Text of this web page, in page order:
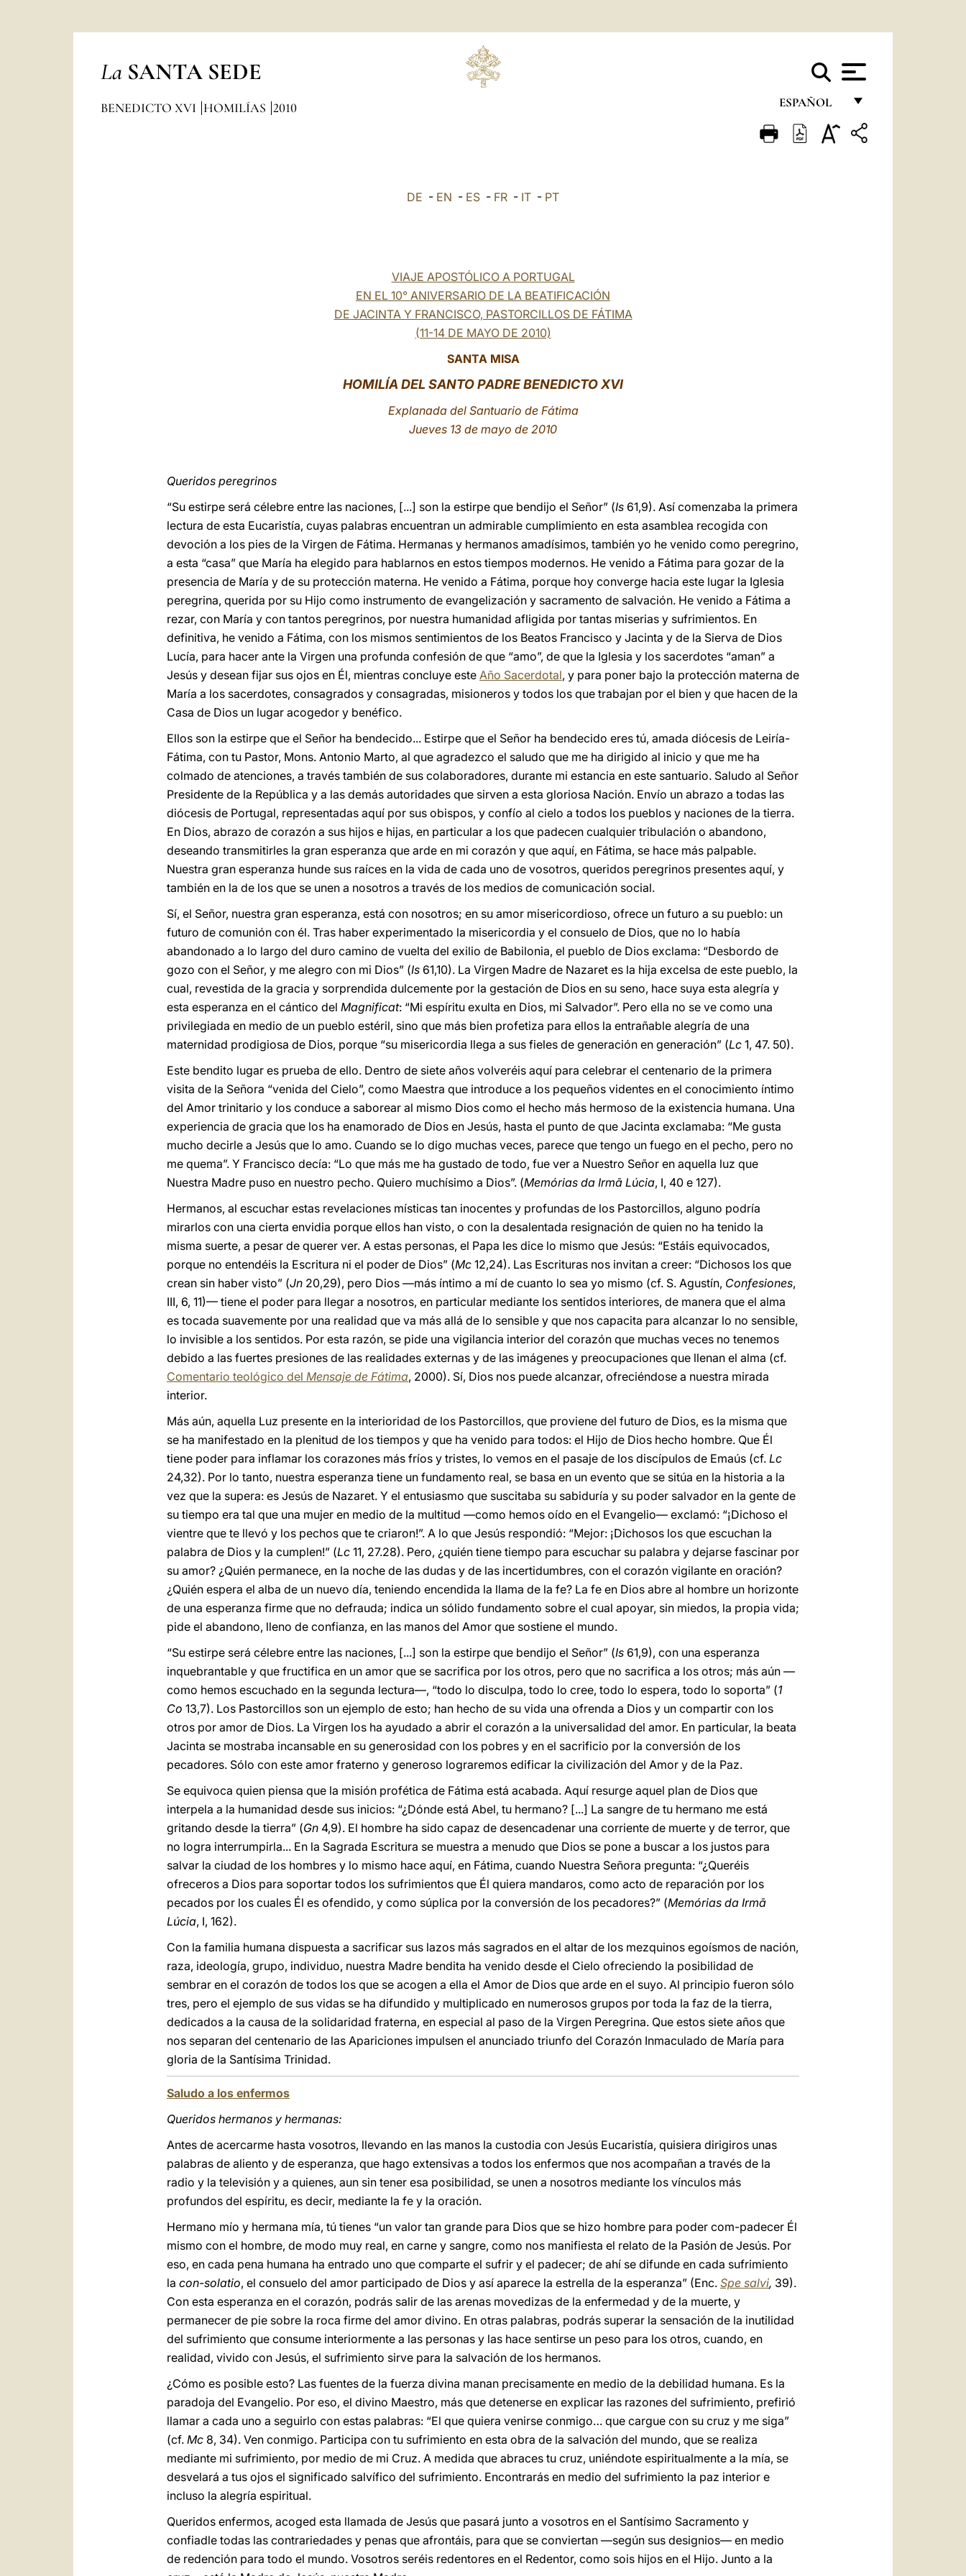
La SANTA SEDE
ESPAÑOL
FRANÇAIS
BENEDICTO XVI HOMILÍAS 2010
DE - EN - ES - FR - IT - PT
VIAJE APOSTÓLICO A PORTUGAL
EN EL 10° ANIVERSARIO DE LA BEATIFICACIÓN
DE JACINTA Y FRANCISCO, PASTORCILLOS DE FÁTIMA
(11-14 DE MAYO DE 2010)
SANTA MISA
HOMILÍA DEL SANTO PADRE BENEDICTO XVI
Explanada del Santuario de Fátima
Jueves 13 de mayo de 2010
Queridos peregrinos
“Su estirpe será célebre entre las naciones, [...] son la estirpe que bendijo el Señor” (Is 61,9). Así comenzaba la primera
lectura de esta Eucaristía, cuyas palabras encuentran un admirable cumplimiento en esta asamblea recogida con
devoción a los pies de la Virgen de Fátima. Hermanas y hermanos amadísimos, también yo he venido como peregrino,
a esta “casa” que María ha elegido para hablarnos en estos tiempos modernos. He venido a Fátima para gozar de la
presencia de María y de su protección materna. He venido a Fátima, porque hoy converge hacia este lugar la Iglesia
peregrina, querida por su Hijo como instrumento de evangelización y sacramento de salvación. He venido a Fátima a
rezar, con María y con tantos peregrinos, por nuestra humanidad afligida por tantas miserias y sufrimientos. En
definitiva, he venido a Fátima, con los mismos sentimientos de los Beatos Francisco y Jacinta y de la Sierva de Dios
Lucía, para hacer ante la Virgen una profunda confesión de que “amo”, de que la Iglesia y los sacerdotes “aman” a
Jesús y desean fijar sus ojos en Él, mientras concluye este Año Sacerdotal, y para poner bajo la protección materna de
María a los sacerdotes, consagrados y consagradas, misioneros y todos los que trabajan por el bien y que hacen de la
Casa de Dios un lugar acogedor y benéfico.
Ellos son la estirpe que el Señor ha bendecido... Estirpe que el Señor ha bendecido eres tú, amada diócesis de Leiría-
Fátima, con tu Pastor, Mons. Antonio Marto, al que agradezco el saludo que me ha dirigido al inicio y que me ha
colmado de atenciones, a través también de sus colaboradores, durante mi estancia en este santuario. Saludo al Señor
Presidente de la República y a las demás autoridades que sirven a esta gloriosa Nación. Envío un abrazo a todas las
diócesis de Portugal, representadas aquí por sus obispos, y confío al cielo a todos los pueblos y naciones de la tierra.
En Dios, abrazo de corazón a sus hijos e hijas, en particular a los que padecen cualquier tribulación o abandono,
deseando transmitirles la gran esperanza que arde en mi corazón y que aquí, en Fátima, se hace más palpable.
Nuestra gran esperanza hunde sus raíces en la vida de cada uno de vosotros, queridos peregrinos presentes aquí, y
también en la de los que se unen a nosotros a través de los medios de comunicación social.
Sí, el Señor, nuestra gran esperanza, está con nosotros; en su amor misericordioso, ofrece un futuro a su pueblo: un
futuro de comunión con él. Tras haber experimentado la misericordia y el consuelo de Dios, que no lo había
abandonado a lo largo del duro camino de vuelta del exilio de Babilonia, el pueblo de Dios exclama: “Desbordo de
gozo con el Señor, y me alegro con mi Dios” (Is 61,10). La Virgen Madre de Nazaret es la hija excelsa de este pueblo, la
cual, revestida de la gracia y sorprendida dulcemente por la gestación de Dios en su seno, hace suya esta alegría y
esta esperanza en el cántico del Magnificat: “Mi espíritu exulta en Dios, mi Salvador”. Pero ella no se ve como una
privilegiada en medio de un pueblo estéril, sino que más bien profetiza para ellos la entrañable alegría de una
maternidad prodigiosa de Dios, porque “su misericordia llega a sus fieles de generación en generación” (Lc 1, 47. 50).
Este bendito lugar es prueba de ello. Dentro de siete años volveréis aquí para celebrar el centenario de la primera
visita de la Señora “venida del Cielo”, como Maestra que introduce a los pequeños videntes en el conocimiento íntimo
del Amor trinitario y los conduce a saborear al mismo Dios como el hecho más hermoso de la existencia humana. Una
experiencia de gracia que los ha enamorado de Dios en Jesús, hasta el punto de que Jacinta exclamaba: “Me gusta
mucho decirle a Jesús que lo amo. Cuando se lo digo muchas veces, parece que tengo un fuego en el pecho, pero no
me quema”. Y Francisco decía: “Lo que más me ha gustado de todo, fue ver a Nuestro Señor en aquella luz que
Nuestra Madre puso en nuestro pecho. Quiero muchísimo a Dios”. (Memórias da Irmā Lúcia, I, 40 e 127).
Hermanos, al escuchar estas revelaciones místicas tan inocentes y profundas de los Pastorcillos, alguno podría
mirarlos con una cierta envidia porque ellos han visto, o con la desalentada resignación de quien no ha tenido la
misma suerte, a pesar de querer ver. A estas personas, el Papa les dice lo mismo que Jesús: “Estáis equivocados,
porque no entendéis la Escritura ni el poder de Dios” (Mc 12,24). Las Escrituras nos invitan a creer: “Dichosos los que
crean sin haber visto” (Jn 20,29), pero Dios —más íntimo a mí de cuanto lo sea yo mismo (cf. S. Agustín, Confesiones,
III, 6, 11)— tiene el poder para llegar a nosotros, en particular mediante los sentidos interiores, de manera que el alma
es tocada suavemente por una realidad que va más allá de lo sensible y que nos capacita para alcanzar lo no sensible,
lo invisible a los sentidos. Por esta razón, se pide una vigilancia interior del corazón que muchas veces no tenemos
debido a las fuertes presiones de las realidades externas y de las imágenes y preocupaciones que llenan el alma (cf.
Comentario teológico del Mensaje de Fátima, 2000). Sí, Dios nos puede alcanzar, ofreciéndose a nuestra mirada
interior.
Más aún, aquella Luz presente en la interioridad de los Pastorcillos, que proviene del futuro de Dios, es la misma que
se ha manifestado en la plenitud de los tiempos y que ha venido para todos: el Hijo de Dios hecho hombre. Que Él
tiene poder para inflamar los corazones más fríos y tristes, lo vemos en el pasaje de los discípulos de Emaús (cf. Lc
24,32). Por lo tanto, nuestra esperanza tiene un fundamento real, se basa en un evento que se sitúa en la historia a la
vez que la supera: es Jesús de Nazaret. Y el entusiasmo que suscitaba su sabiduría y su poder salvador en la gente de
su tiempo era tal que una mujer en medio de la multitud —como hemos oído en el Evangelio— exclamó: “¡Dichoso el
vientre que te llevó y los pechos que te criaron!”. A lo que Jesús respondió: “Mejor: ¡Dichosos los que escuchan la
palabra de Dios y la cumplen!” (Lc 11, 27.28). Pero, ¿quién tiene tiempo para escuchar su palabra y dejarse fascinar por
su amor? ¿Quién permanece, en la noche de las dudas y de las incertidumbres, con el corazón vigilante en oración?
¿Quién espera el alba de un nuevo día, teniendo encendida la llama de la fe? La fe en Dios abre al hombre un horizonte
de una esperanza firme que no defrauda; indica un sólido fundamento sobre el cual apoyar, sin miedos, la propia vida;
pide el abandono, lleno de confianza, en las manos del Amor que sostiene el mundo.
“Su estirpe será célebre entre las naciones, [...] son la estirpe que bendijo el Señor” (Is 61,9), con una esperanza
inquebrantable y que fructifica en un amor que se sacrifica por los otros, pero que no sacrifica a los otros; más aún —
como hemos escuchado en la segunda lectura—, “todo lo disculpa, todo lo cree, todo lo espera, todo lo soporta” (1
Co 13,7). Los Pastorcillos son un ejemplo de esto; han hecho de su vida una ofrenda a Dios y un compartir con los
otros por amor de Dios. La Virgen los ha ayudado a abrir el corazón a la universalidad del amor. En particular, la beata
Jacinta se mostraba incansable en su generosidad con los pobres y en el sacrificio por la conversión de los
pecadores. Sólo con este amor fraterno y generoso lograremos edificar la civilización del Amor y de la Paz.
Se equivoca quien piensa que la misión profética de Fátima está acabada. Aquí resurge aquel plan de Dios que
interpela a la humanidad desde sus inicios: “¿Dónde está Abel, tu hermano? [...] La sangre de tu hermano me está
gritando desde la tierra” (Gn 4,9). El hombre ha sido capaz de desencadenar una corriente de muerte y de terror, que
no logra interrumpirla... En la Sagrada Escritura se muestra a menudo que Dios se pone a buscar a los justos para
salvar la ciudad de los hombres y lo mismo hace aquí, en Fátima, cuando Nuestra Señora pregunta: “¿Queréis
ofreceros a Dios para soportar todos los sufrimientos que Él quiera mandaros, como acto de reparación por los
pecados por los cuales Él es ofendido, y como súplica por la conversión de los pecadores?” (Memórias da Irmā
Lúcia, I, 162).
Con la familia humana dispuesta a sacrificar sus lazos más sagrados en el altar de los mezquinos egoísmos de nación,
raza, ideología, grupo, individuo, nuestra Madre bendita ha venido desde el Cielo ofreciendo la posibilidad de
sembrar en el corazón de todos los que se acogen a ella el Amor de Dios que arde en el suyo. Al principio fueron sólo
tres, pero el ejemplo de sus vidas se ha difundido y multiplicado en numerosos grupos por toda la faz de la tierra,
dedicados a la causa de la solidaridad fraterna, en especial al paso de la Virgen Peregrina. Que estos siete años que
nos separan del centenario de las Apariciones impulsen el anunciado triunfo del Corazón Inmaculado de María para
gloria de la Santísima Trinidad.
Saludo a los enfermos
Queridos hermanos y hermanas:
Antes de acercarme hasta vosotros, llevando en las manos la custodia con Jesús Eucaristía, quisiera dirigiros unas
palabras de aliento y de esperanza, que hago extensivas a todos los enfermos que nos acompañan a través de la
radio y la televisión y a quienes, aun sin tener esa posibilidad, se unen a nosotros mediante los vínculos más
profundos del espíritu, es decir, mediante la fe y la oración.
Hermano mío y hermana mía, tú tienes “un valor tan grande para Dios que se hizo hombre para poder com-padecer Él
mismo con el hombre, de modo muy real, en carne y sangre, como nos manifiesta el relato de la Pasión de Jesús. Por
eso, en cada pena humana ha entrado uno que comparte el sufrir y el padecer; de ahí se difunde en cada sufrimiento
la con-solatio, el consuelo del amor participado de Dios y así aparece la estrella de la esperanza” (Enc. Spe salvi, 39).
Con esta esperanza en el corazón, podrás salir de las arenas movedizas de la enfermedad y de la muerte, y
permanecer de pie sobre la roca firme del amor divino. En otras palabras, podrás superar la sensación de la inutilidad
del sufrimiento que consume interiormente a las personas y las hace sentirse un peso para los otros, cuando, en
realidad, vivido con Jesús, el sufrimiento sirve para la salvación de los hermanos.
¿Cómo es posible esto? Las fuentes de la fuerza divina manan precisamente en medio de la debilidad humana. Es la
paradoja del Evangelio. Por eso, el divino Maestro, más que detenerse en explicar las razones del sufrimiento, prefirió
llamar a cada uno a seguirlo con estas palabras: “El que quiera venirse conmigo… que cargue con su cruz y me siga”
(cf. Mc 8, 34). Ven conmigo. Participa con tu sufrimiento en esta obra de la salvación del mundo, que se realiza
mediante mi sufrimiento, por medio de mi Cruz. A medida que abraces tu cruz, uniéndote espiritualmente a la mía, se
desvelará a tus ojos el significado salvífico del sufrimiento. Encontrarás en medio del sufrimiento la paz interior e
incluso la alegría espiritual.
Queridos enfermos, acoged esta llamada de Jesús que pasará junto a vosotros en el Santísimo Sacramento y
confiadle todas las contrariedades y penas que afrontáis, para que se conviertan —según sus designios— en medio
de redención para todo el mundo. Vosotros seréis redentores en el Redentor, como sois hijos en el Hijo. Junto a la